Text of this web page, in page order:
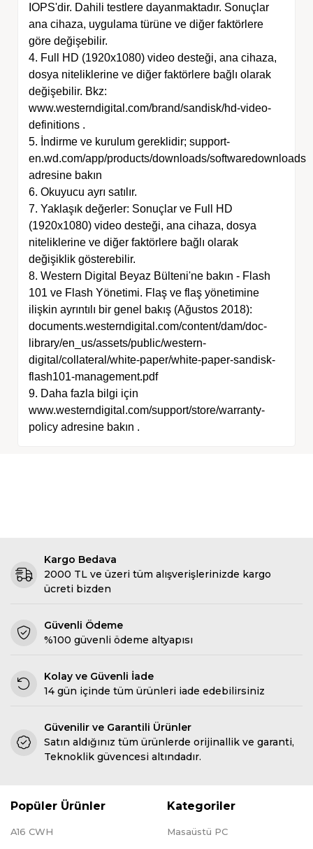
IOPS'dir. Dahili testlere dayanmaktadır. Sonuçlar
ana cihaza, uygulama türüne ve diğer faktörlere
göre değişebilir.
4. Full HD (1920x1080) video desteği, ana cihaza,
dosya niteliklerine ve diğer faktörlere bağlı olarak
değişebilir. Bkz:
www.westerndigital.com/brand/sandisk/hd-video-
definitions .
5. İndirme ve kurulum gereklidir; support-
en.wd.com/app/products/downloads/softwaredownloads
adresine bakın
6. Okuyucu ayrı satılır.
7. Yaklaşık değerler: Sonuçlar ve Full HD
(1920x1080) video desteği, ana cihaza, dosya
niteliklerine ve diğer faktörlere bağlı olarak
değişiklik gösterebilir.
8. Western Digital Beyaz Bülteni'ne bakın - Flash
101 ve Flash Yönetimi. Flaş ve flaş yönetimine
ilişkin ayrıntılı bir genel bakış (Ağustos 2018):
documents.westerndigital.com/content/dam/doc-
library/en_us/assets/public/western-
digital/collateral/white-paper/white-paper-sandisk-
flash101-management.pdf
9. Daha fazla bilgi için
www.westerndigital.com/support/store/warranty-
policy adresine bakın .
Kargo Bedava
2000 TL ve üzeri tüm alışverişlerinizde kargo
ücreti bizden
Güvenli Ödeme
%100 güvenli ödeme altyapısı
Kolay ve Güvenli İade
14 gün içinde tüm ürünleri iade edebilirsiniz
Güvenilir ve Garantili Ürünler
Satın aldığınız tüm ürünlerde orijinallik ve garanti,
Teknoklik güvencesi altındadır.
Popüler Ürünler
A16 CWH
Kategoriler
Masaüstü PC